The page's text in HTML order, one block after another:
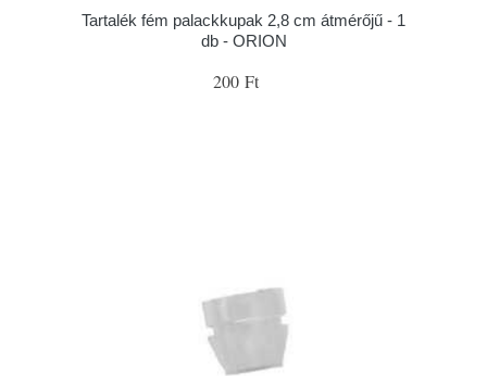
Tartalék fém palackkupak 2,8 cm átmérőjű - 1
db - ORION
200 Ft